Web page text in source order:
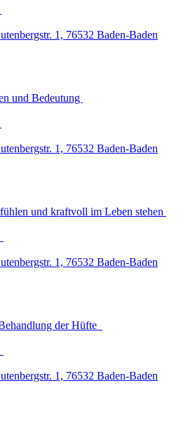
1, 76532 Baden-Baden
und Bedeutung
1, 76532 Baden-Baden
und kraftvoll im Leben stehen
1, 76532 Baden-Baden
der Hüfte
1, 76532 Baden-Baden